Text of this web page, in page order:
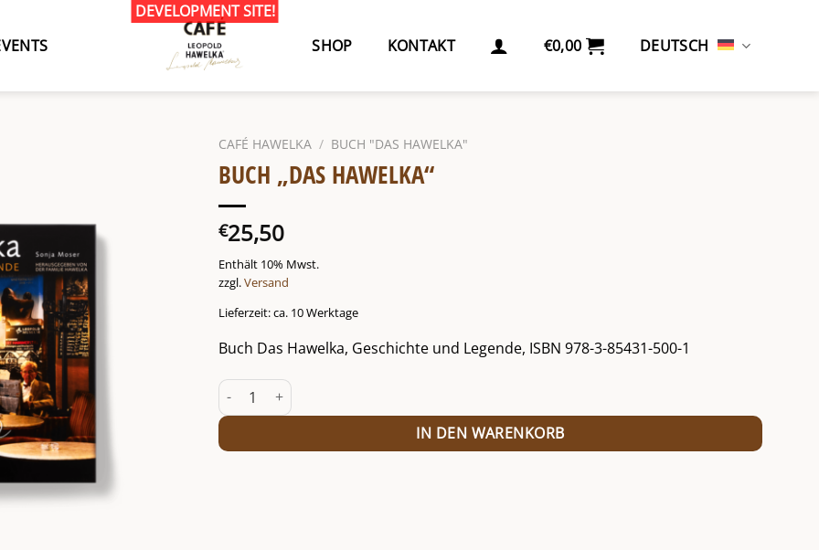
SHOP KONTAKT €0,00 DEUTSCH
CAFÉ HAWELKA / BUCH "DAS HAWELKA"
BUCH „DAS HAWELKA“
€25,50
Enthält 10% Mwst.
zzgl.Versand
Lieferzeit: ca. 10 Werktage
Buch Das Hawelka, Geschichte und Legende, ISBN 978-3-85431-500-1
Buch "Das Hawelka" Menge
IN DEN WARENKORB